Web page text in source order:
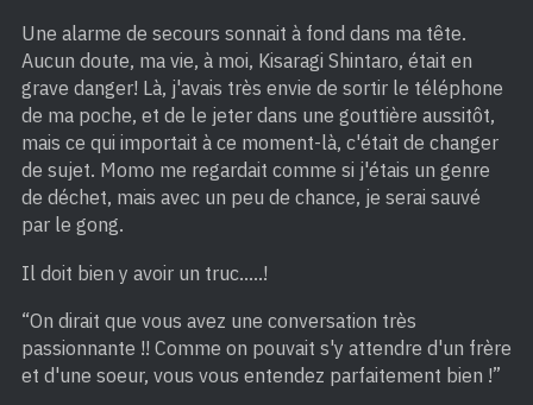
Une alarme de secours sonnait à fond dans ma tête.
Aucun doute, ma vie, à moi, Kisaragi Shintaro, était en
grave danger! Là, j'avais très envie de sortir le téléphone
de ma poche, et de le jeter dans une gouttière aussitôt,
mais ce qui importait à ce moment-là, c'était de changer
de sujet. Momo me regardait comme si j'étais un genre
de déchet, mais avec un peu de chance, je serai sauvé
par le gong.
Il doit bien y avoir un truc…..!
“On dirait que vous avez une conversation très
passionnante !! Comme on pouvait s'y attendre d'un frère
et d'une soeur, vous vous entendez parfaitement bien !”